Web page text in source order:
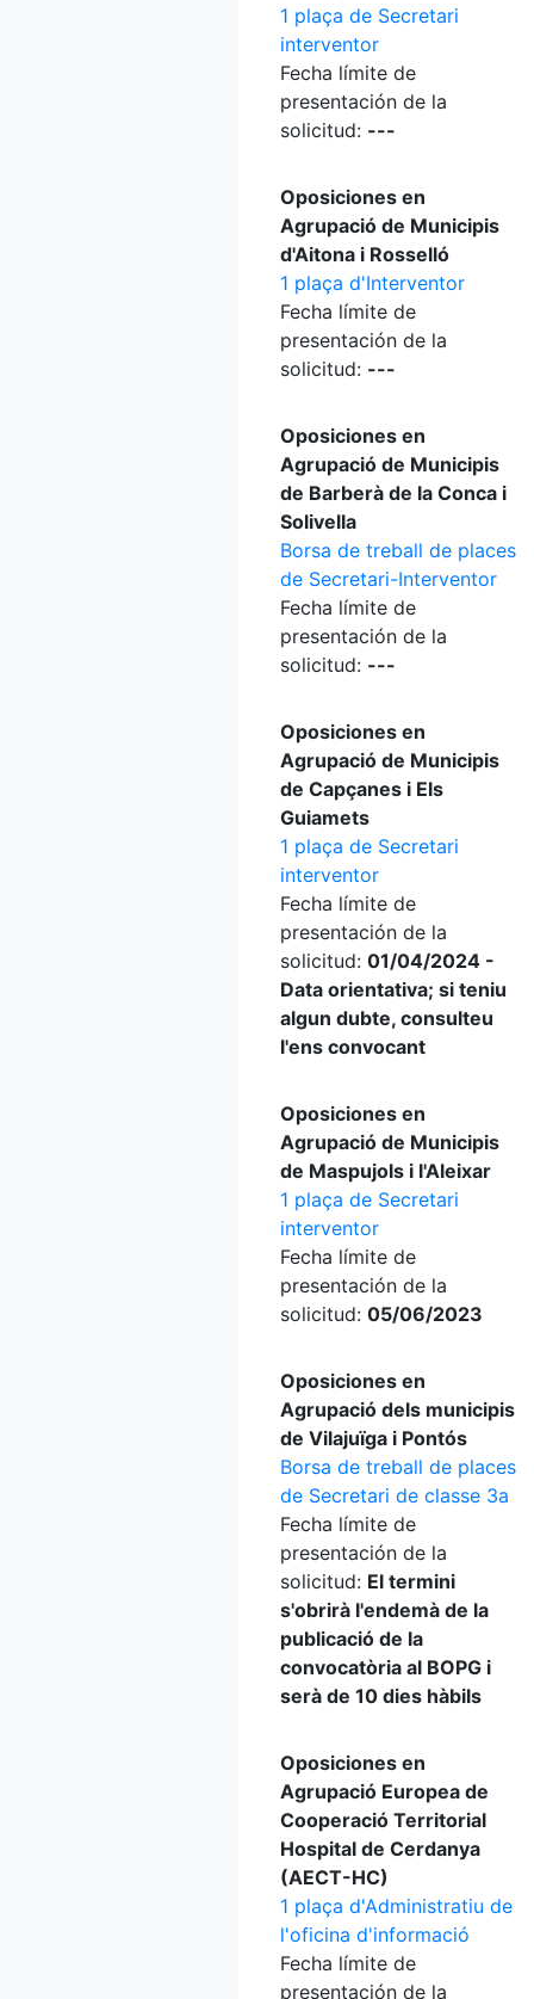
1 plaça de Secretari
interventor
Fecha límite de
presentación de la
solicitud: ---
Oposiciones en
Agrupació de Municipis
d'Aitona i Rosselló
1 plaça d'Interventor
Fecha límite de
presentación de la
solicitud: ---
Oposiciones en
Agrupació de Municipis
de Barberà de la Conca i
Solivella
Borsa de treball de places
de Secretari-Interventor
Fecha límite de
presentación de la
solicitud: ---
Oposiciones en
Agrupació de Municipis
de Capçanes i Els
Guiamets
1 plaça de Secretari
interventor
Fecha límite de
presentación de la
solicitud: 01/04/2024 -
Data orientativa; si teniu
algun dubte, consulteu
l'ens convocant
Oposiciones en
Agrupació de Municipis
de Maspujols i l'Aleixar
1 plaça de Secretari
interventor
Fecha límite de
presentación de la
solicitud: 05/06/2023
Oposiciones en
Agrupació dels municipis
de Vilajuïga i Pontós
Borsa de treball de places
de Secretari de classe 3a
Fecha límite de
presentación de la
solicitud: El termini
s'obrirà l'endemà de la
publicació de la
convocatòria al BOPG i
serà de 10 dies hàbils
Oposiciones en
Agrupació Europea de
Cooperació Territorial
Hospital de Cerdanya
(AECT-HC)
1 plaça d'Administratiu de
l'oficina d'informació
Fecha límite de
presentación de la